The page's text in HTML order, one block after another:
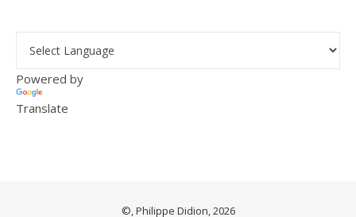
Powered by
Translate
©, Philippe Didion, 2026